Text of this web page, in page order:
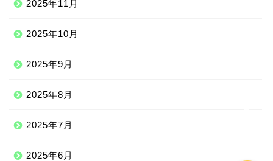
2025年11月
2025年10月
2025年9月
2025年8月
2025年7月
2025年6月